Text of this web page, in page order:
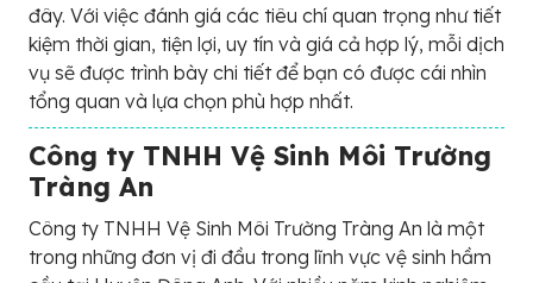
đây. Với việc đánh giá các tiêu chí quan trọng như tiết
kiệm thời gian, tiện lợi, uy tín và giá cả hợp lý, mỗi dịch
vụ sẽ được trình bày chi tiết để bạn có được cái nhìn
tổng quan và lựa chọn phù hợp nhất.
Công ty TNHH Vệ Sinh Môi Trường
Tràng An
Công ty TNHH Vệ Sinh Môi Trường Tràng An là một
trong những đơn vị đi đầu trong lĩnh vực vệ sinh hầm